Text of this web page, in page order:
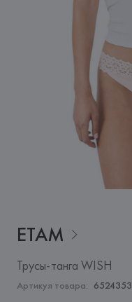
ETAM
Трусы-танга WISH
Артикул товара: 6524353